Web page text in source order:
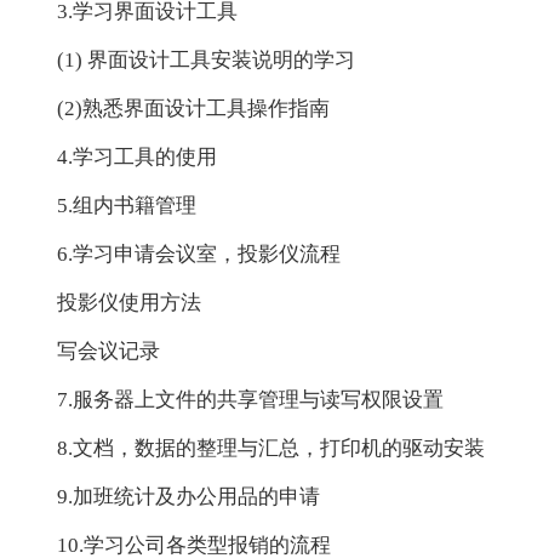
3.学习界面设计工具
(1) 界面设计工具安装说明的学习
(2)熟悉界面设计工具操作指南
4.学习工具的使用
5.组内书籍管理
6.学习申请会议室，投影仪流程
投影仪使用方法
写会议记录
7.服务器上文件的共享管理与读写权限设置
8.文档，数据的整理与汇总，打印机的驱动安装
9.加班统计及办公用品的申请
10.学习公司各类型报销的流程